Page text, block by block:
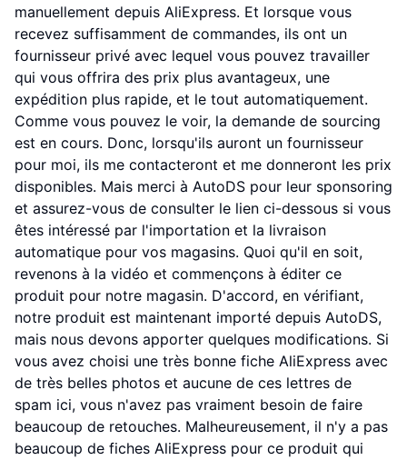
manuellement depuis AliExpress. Et lorsque vous
recevez suffisamment de commandes, ils ont un
fournisseur privé avec lequel vous pouvez travailler
qui vous offrira des prix plus avantageux, une
expédition plus rapide, et le tout automatiquement.
Comme vous pouvez le voir, la demande de sourcing
est en cours. Donc, lorsqu'ils auront un fournisseur
pour moi, ils me contacteront et me donneront les prix
disponibles. Mais merci à AutoDS pour leur sponsoring
et assurez-vous de consulter le lien ci-dessous si vous
êtes intéressé par l'importation et la livraison
automatique pour vos magasins. Quoi qu'il en soit,
revenons à la vidéo et commençons à éditer ce
produit pour notre magasin. D'accord, en vérifiant,
notre produit est maintenant importé depuis AutoDS,
mais nous devons apporter quelques modifications. Si
vous avez choisi une très bonne fiche AliExpress avec
de très belles photos et aucune de ces lettres de
spam ici, vous n'avez pas vraiment besoin de faire
beaucoup de retouches. Malheureusement, il n'y a pas
beaucoup de fiches AliExpress pour ce produit qui